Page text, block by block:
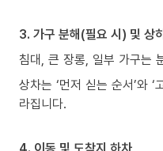
3. 가구 분해(필요 시) 및 상
침대, 큰 장롱, 일부 가구는
상차는 ‘먼저 싣는 순서’와
라집니다.